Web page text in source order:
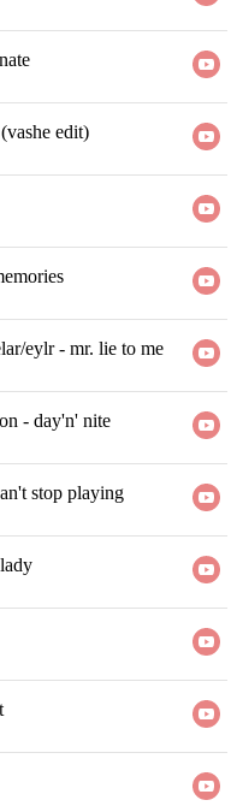
edit)
eylr- mr. lie to me
- day'n' nite
stop playing